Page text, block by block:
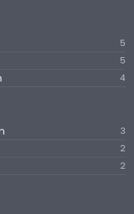
5
5
4
3
2
2